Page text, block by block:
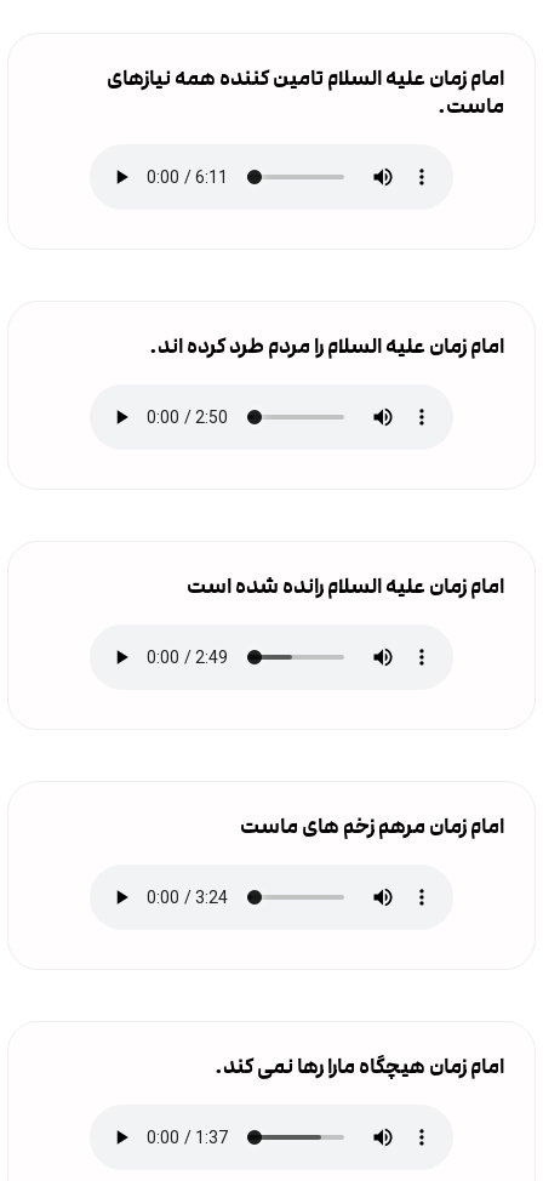
امام زمان علیه السلام تامین کننده همه نیازهای
ماست.
امام زمان علیه السلام را مردم طرد کرده اند.
امام زمان علیه السلام رانده شده است
امام زمان مرهم زخم های ماست
امام زمان هیچگاه مارا رها نمی کند.